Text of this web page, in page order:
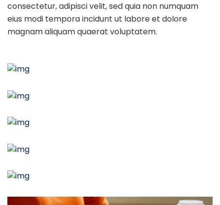
consectetur, adipisci velit, sed quia non numquam
eius modi tempora incidunt ut labore et dolore
magnam aliquam quaerat voluptatem.